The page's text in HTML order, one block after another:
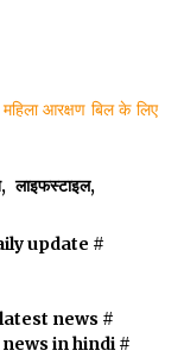
महिला आरक्षण बिल के लिए
, लाइफस्टाइल,
update #
news #
in hindi#